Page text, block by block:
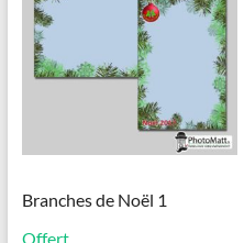
Branches de Noël 1
Offert